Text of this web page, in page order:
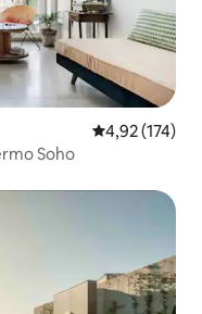
Gemiddelde
4,92 (174)
Soho